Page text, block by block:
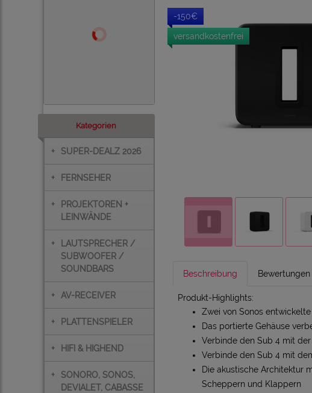
Kategorien
+ SUPER-DEALZ 2026
+ FERNSEHER
+
PROJEKTOREN +
LEINWÄNDE
+
LAUTSPRECHER /
SUBWOOFER /
SOUNDBARS
+ AV-RECEIVER
+ PLATTENSPIELER
+ HIFI & HIGHEND
+
SONORO, SONOS,
DEVIALET, CABASSE
-150€
versandkostenfrei
Beschreibung Bewertungen
Produkt-Highlights:
Zwei von Sonos
Das portierte Gehäuse
Verbinde den Sub 4 mit
Verbinde den Sub 4 mit
Die akustische Architektur
Scheppern und Klappern